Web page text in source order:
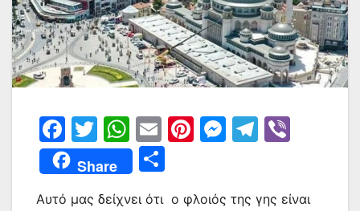
F
a
c
T
w
itt
W
h
at
E
m
ai
Pi M T
Share
Αυτό μας δείχνει ότι ο φλοιός της γης είναι